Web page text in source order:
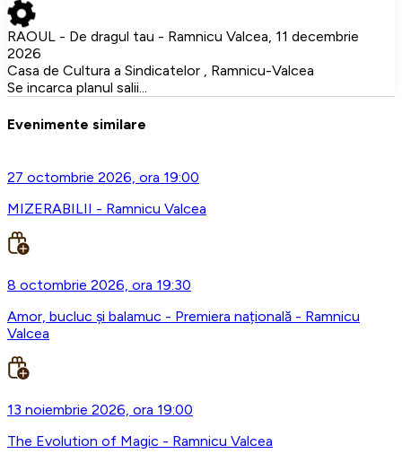
RAOUL - De dragul tau - Ramnicu Valcea, 11 decembrie
2026
Casa de Cultura a Sindicatelor , Ramnicu-Valcea
Se incarca planul salii...
Evenimente similare
27 octombrie 2026, ora 19:00
MIZERABILII - Ramnicu Valcea
8 octombrie 2026, ora 19:30
Amor, bucluc și balamuc - Premiera națională - Ramnicu
Valcea
13 noiembrie 2026, ora 19:00
The Evolution of Magic - Ramnicu Valcea